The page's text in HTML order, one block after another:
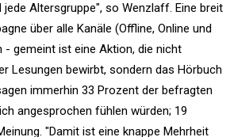
jede Altersgruppe", so Wenzlaff. Eine breit
über alle Kanäle (Offline, Online und
- gemeint ist eine Aktion, die nicht
Lesungen bewirbt, sondern das Hörbuch
immerhin 33 Prozent der befragten
angesprochen fühlen würden; 19
"Damit ist eine knappe Mehrheit